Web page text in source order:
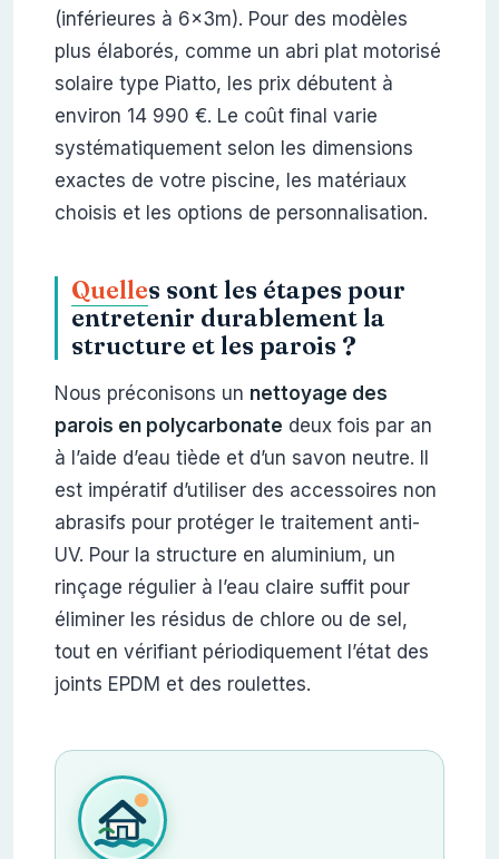
(inférieures à 6x3m). Pour des modèles
plus élaborés, comme un abri plat motorisé
solaire type Piatto, les prix débutent à
environ 14 990 €. Le coût final varie
systématiquement selon les dimensions
exactes de votre piscine, les matériaux
choisis et les options de personnalisation.
Quelles sont les étapes pour
entretenir durablement la
structure et les parois ?
Nous préconisons un nettoyage des
parois en polycarbonate deux fois par an
à l’aide d’eau tiède et d’un savon neutre. Il
est impératif d’utiliser des accessoires non
abrasifs pour protéger le traitement anti-
UV. Pour la structure en aluminium, un
rinçage régulier à l’eau claire suffit pour
éliminer les résidus de chlore ou de sel,
tout en vérifiant périodiquement l’état des
joints EPDM et des roulettes.